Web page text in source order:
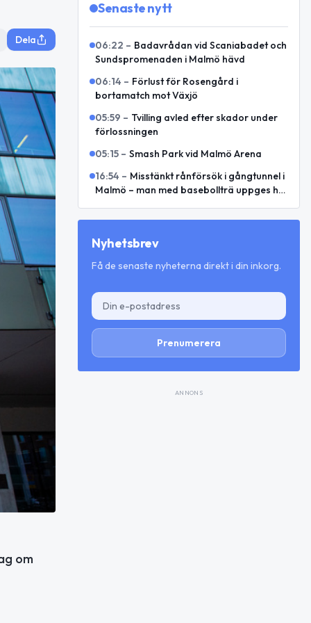
Dela
om
Senaste nytt
06:22 – Badavrådan vid Scaniabadet och
Sundspromenaden i Malmö hävd
06:14 – Förlust för Rosengård i
bortamatch mot Växjö
05:59 – Tvilling avled efter skador under
förlossningen
05:15 – Smash Park vid Malmö Arena
16:54 – Misstänkt rånförsök i gångtunnel i
Malmö – man med basebollträ uppges ha
Nyhetsbrev
Få de senaste nyheterna direkt i din inkorg.
Prenumerera
ANNONS